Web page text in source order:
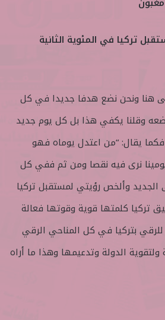
تركيا في المئوية الثانية
هنا ونحن نضع هدفا جديدا في كل
وقلنا يكفي هذا بل كل يوم جديد
يقال: “من اعتدل يوماه فهو
نرى فيه نقصا ومن ثم ففي كل
وألخص رؤيتي لمستقبل تركيا
تركيا كلمتها قوية وقوتها فعالة
بتركيا في كل المناحي الرقي
ولتقوية الدولة وتدعيمها وهذا ما أراه